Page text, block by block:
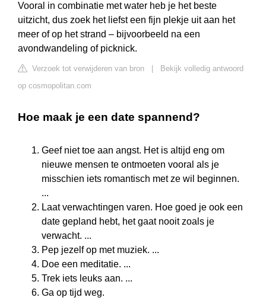
Vooral in combinatie met water heb je het beste
uitzicht, dus zoek het liefst een fijn plekje uit aan het
meer of op het strand – bijvoorbeeld na een
avondwandeling of picknick.
Verzoek tot verwijderen van bron
Bekijk volledig antwoord
op cosmopolitan.com
Hoe maak je een date spannend?
Geef niet toe aan angst. Het is altijd eng om
nieuwe mensen te ontmoeten vooral als je
misschien iets romantisch met ze wil beginnen.
...
Laat verwachtingen varen. Hoe goed je ook een
date gepland hebt, het gaat nooit zoals je
verwacht. ...
Pep jezelf op met muziek. ...
Doe een meditatie. ...
Trek iets leuks aan. ...
Ga op tijd weg.